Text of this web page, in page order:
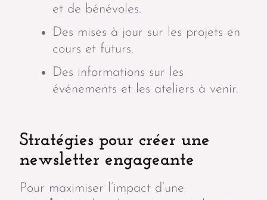
et de bénévoles.
Des mises à jour sur les projets en
cours et futurs.
Des informations sur les
événements et les ateliers à venir.
Stratégies pour créer une
newsletter engageante
Pour maximiser l’impact d’une